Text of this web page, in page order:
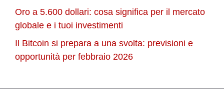
Oro a 5.600 dollari: cosa significa per il mercato
globale e i tuoi investimenti
Il Bitcoin si prepara a una svolta: previsioni e
opportunità per febbraio 2026